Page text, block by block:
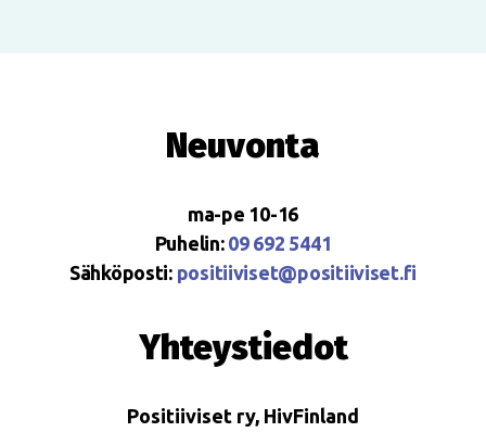
Neuvonta
ma-pe 10-16
Puhelin: 09 692 5441
Sähköposti: positiiviset@positiiviset.fi
Yhteystiedot
Positiiviset ry, HivFinland